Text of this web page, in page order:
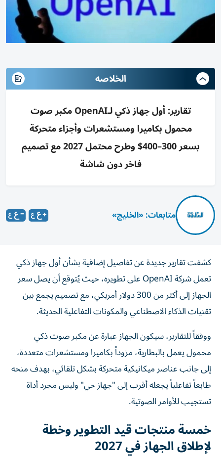
الخلاصه
تقارير: أول جهاز ذكي لـOpenAI مكبر صوت
محمول بكاميرا ومستشعرات وأجزاء متحركة
بسعر 300–400$ وطرح محتمل 2027 مع تصميم
فاخر دون شاشة
متابعات: «الخليج»
كشفت تقارير جديدة عن تفاصيل إضافية بشأن أول جهاز ذكي
تعمل شركة OpenAI على تطويره، حيث يُتوقع أن يصل سعر
الجهاز إلى أكثر من 300 دولار أمريكي، مع تصميم يجمع بين
تقنيات الذكاء الاصطناعي والمكونات التفاعلية الحديثة.
ووفقاً للتقارير، سيكون الجهاز عبارة عن مكبر صوت ذكي
محمول يعمل بالبطارية، مزوداً بكاميرا ومستشعرات متعددة،
إلى جانب عناصر ميكانيكية متحركة بشكل تلقائي، بهدف منحه
طابعاً تفاعلياً يجعله أقرب إلى "جهاز حي" وليس مجرد أداة
تستجيب للأوامر الصوتية.
خمسة منتجات قيد التطوير وخطة
لإطلاق الجهاز في 2027